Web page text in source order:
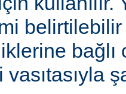
belirtilebilir
bağlı